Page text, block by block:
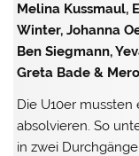
Melina Kussmaul,
Winter, Johanna
Ben Siegmann,
Greta Bade &
Die U10er mussten
absolvieren. So
in zwei